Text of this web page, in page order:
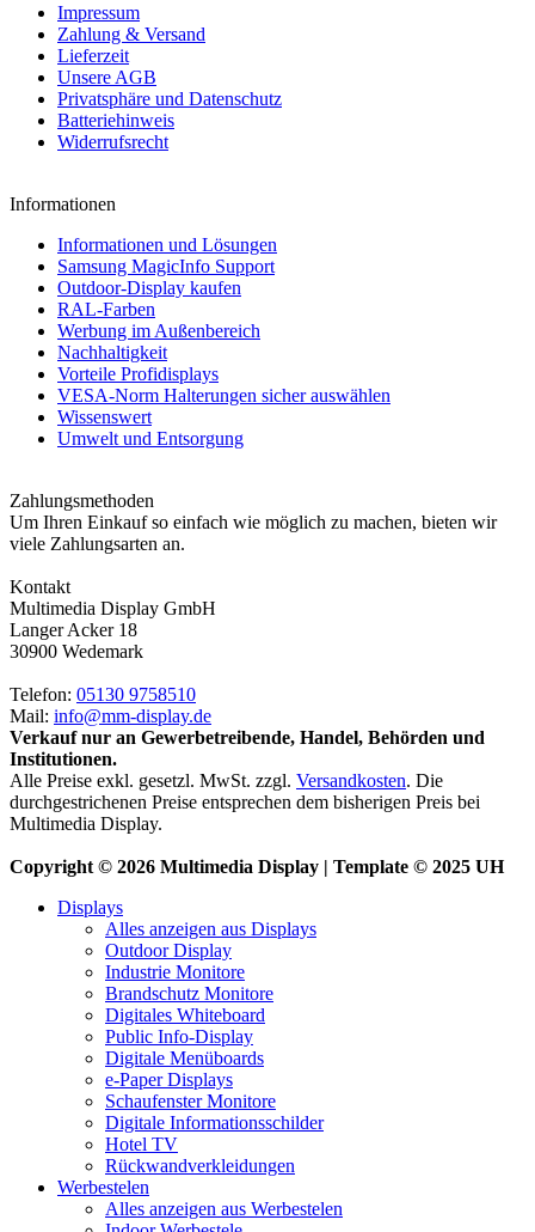
Impressum
Zahlung & Versand
Lieferzeit
Unsere AGB
Privatsphäre und Datenschutz
Batteriehinweis
Widerrufsrecht
Informationen
Informationen und Lösungen
Samsung MagicInfo Support
Outdoor-Display kaufen
RAL-Farben
Werbung im Außenbereich
Nachhaltigkeit
Vorteile Profidisplays
VESA-Norm Halterungen sicher auswählen
Wissenswert
Umwelt und Entsorgung
Zahlungsmethoden
Um Ihren Einkauf so einfach wie möglich zu machen, bieten wir
viele Zahlungsarten an.
Kontakt
Multimedia Display GmbH
Langer Acker 18
30900 Wedemark
Telefon: 05130 9758510
Mail: info@mm-display.de
Verkauf nur an Gewerbetreibende, Handel, Behörden und
Institutionen.
Alle Preise exkl. gesetzl. MwSt. zzgl. Versandkosten. Die
durchgestrichenen Preise entsprechen dem bisherigen Preis bei
Multimedia Display.
Copyright © 2026 Multimedia Display | Template © 2025 UH
Displays
Alles anzeigen aus Displays
Outdoor Display
Industrie Monitore
Brandschutz Monitore
Digitales Whiteboard
Public Info-Display
Digitale Menüboards
e-Paper Displays
Schaufenster Monitore
Digitale Informationsschilder
Hotel TV
Rückwandverkleidungen
Werbestelen
Alles anzeigen aus Werbestelen